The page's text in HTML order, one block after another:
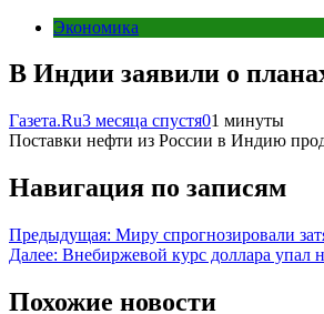
Экономика
В Индии заявили о
Газета.Ru3 месяца спустя01 минуты
Поставки нефти из России в Индию
Навигация по записям
Предыдущая: Миру спрогнозировали
Далее: Внебиржевой курс доллара упал
Похожие новости